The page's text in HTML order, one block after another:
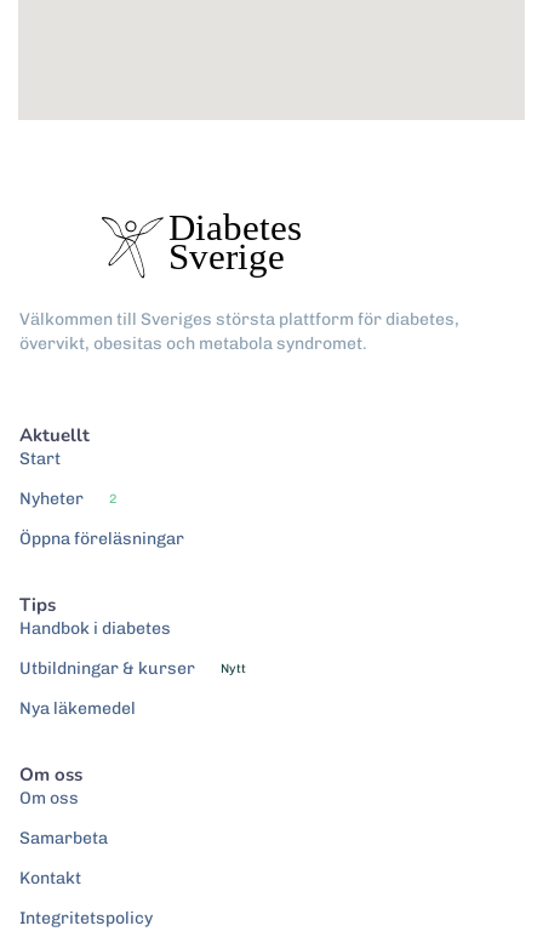
Välkommen till Sveriges största plattform för diabetes,
övervikt, obesitas och metabola syndromet.
Aktuellt
Start
Nyheter
2
Öppna föreläsningar
Tips
Handbok i diabetes
Utbildningar & kurser
Nytt
Nya läkemedel
Om oss
Om oss
Samarbeta
Kontakt
Integritetspolicy